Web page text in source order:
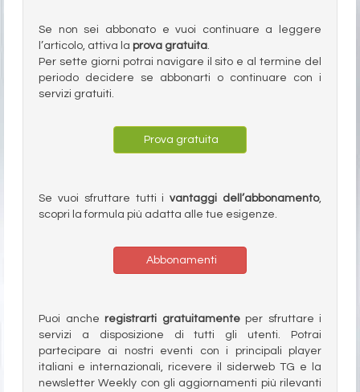
Se non sei abbonato e vuoi continuare a leggere
l’articolo, attiva la prova gratuita.
Per sette giorni potrai navigare il sito e al termine del
periodo decidere se abbonarti o continuare con i
servizi gratuiti.
Prova gratuita
Se vuoi sfruttare tutti ivantaggi dell’abbonamento,
scopri la formula più adatta alle tue esigenze.
Abbonamenti
Puoi anche registrarti gratuitamenteper sfruttare i
servizi a disposizione di tutti gli utenti. Potrai
partecipare ai nostri eventi con i principali player
italiani e internazionali, ricevere il siderweb TG e la
newsletter Weekly con gli aggiornamenti più rilevanti